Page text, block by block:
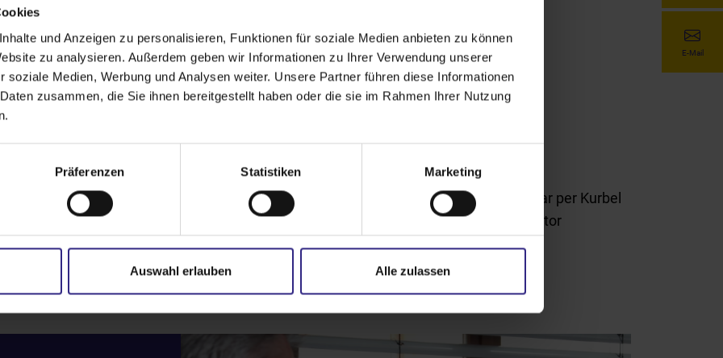
und Anzeigen zu personalisieren, Funktionen für soziale Medien anbieten zu können
zu analysieren. Außerdem geben wir Informationen zu Ihrer Verwendung unserer
soziale Medien, Werbung und Analysen weiter. Unsere Partner führen diese Informationen
zusammen, die Sie ihnen bereitgestellt haben oder die sie im Rahmen Ihrer Nutzung
Präferenzen Statistiken Marketing
Auswahl erlauben Alle zulassen
unserer Klappläden
Blickfang für
jede Fassade
Schützt vor Sonne, Blicken und
Schall
Bequem bedienbar per Kurbel
oder Motor
E-Mail